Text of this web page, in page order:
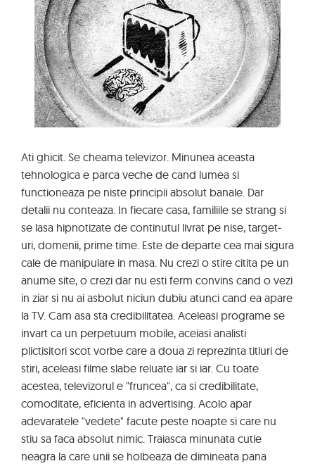
Ati ghicit. Se cheama televizor. Minunea aceasta
tehnologica e parca veche de cand lumea si
functioneaza pe niste principii absolut banale. Dar
detalii nu conteaza. In fiecare casa, familiile se strang si
se lasa hipnotizate de continutul livrat pe nise, target-
uri, domenii, prime time. Este de departe cea mai sigura
cale de manipulare in masa. Nu crezi o stire citita pe un
anume site, o crezi dar nu esti ferm convins cand o vezi
in ziar si nu ai asbolut niciun dubiu atunci cand ea apare
la TV. Cam asa sta credibilitatea. Aceleasi programe se
invart ca un perpetuum mobile, aceiasi analisti
plictisitori scot vorbe care a doua zi reprezinta titluri de
stiri, aceleasi filme slabe reluate iar si iar. Cu toate
acestea, televizorul e "fruncea", ca si credibilitate,
comoditate, eficienta in advertising. Acolo apar
adevaratele "vedete" facute peste noapte si care nu
stiu sa faca absolut nimic. Traiasca minunata cutie
neagra la care unii se holbeaza de dimineata pana